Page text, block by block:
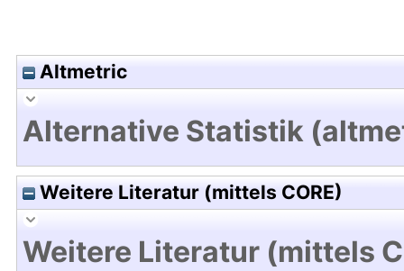
Altmetric
Alternative Statistik
Weitere Literatur (mittels CORE)
Weitere Literatur (mittels